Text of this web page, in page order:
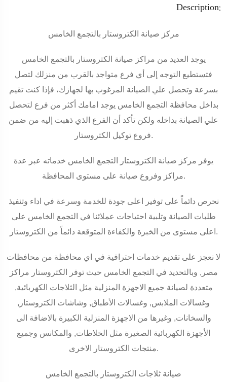
Description:
مركز صيانة الكتروستار بالتجمع الخامس
يوجد العديد من مراكز صيانة الكتروستار بالتجمع الخامس
فتستطيع التوجه إلى أي فرع متواجد بالقرب من منزلك لتصل
بسرعة وتحصل علي الصيانة المرغوب بها لجهازك، فإذا كنت تقيم
بداخل محافظة التجمع الخامس يوجد امامك أكثر من فرع لتحصل
علي الصيانة بداخله ولكن تأكد أن الفرع الذي ذهبت إليه من ضمن
فروع توكيل الكتروستار.
يوفر مركز صيانة الكتروستار التجمع الخامس خدماته عبر عدة
مراكز وفروع صيانة على مستوى المحافظة.
نحرص دائماً على توفير اعلى جودة للخدمة وسرعة في اداء وتنفيذ
طلبات الصيانة وتلبية احتياجات عملائنا في التجمع الخامس على
اعلى مستوى من الخبرة والكفاءة المتوقعة دائماً من الكتروستار.
لا نعجز على تقديم خدمات احترافية في اي محافظة من محافظات
مصر, وبالتحديد في التجمع الخامس حيث توفر الكتروستار مراكز
متعددة لصيانة جميع الاجهزة المنزلية مثل الثلاجات الكهربائية,
وغسالات الملابس, وغسالات الأطباق, وشاشات الكتروستار,
والسخانات, وغيرها من الاجهزة المنزلية الكبيرة بالاضافة الى
الأجهزة الكهربائية الصغيرة مثل الخلاطات, والمكانس وجميع
منتجات الكتروستار الاخرى.
صيانة ثلاجات الكتروستار بالتجمع الخامس